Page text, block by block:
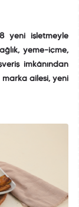
yeni işletmeyle
yeme–içme,
imkânından
ailesi, yeni